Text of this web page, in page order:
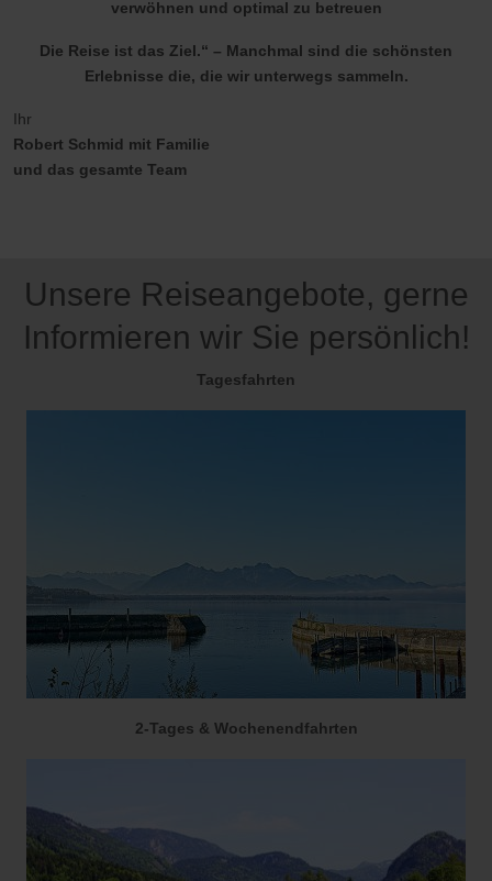
verwöhnen und optimal zu betreuen
Die Reise ist das Ziel.“ – Manchmal sind die schönsten
Erlebnisse die, die wir unterwegs sammeln.
Ihr
Robert Schmid mit Familie
und das gesamte Team
Unsere Reiseangebote, gerne
Informieren wir Sie persönlich!
Tagesfahrten
2-Tages & Wochenendfahrten